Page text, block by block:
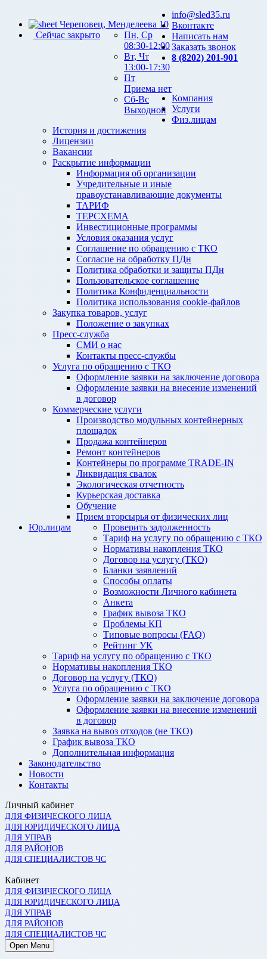
Череповец, Менделеева 10
Сейчас закрыто
Пн, Ср
08:30-12:00
Вт, Чт
13:00-17:30
Пт
Приема нет
Сб-Вс
Выходной
info@sled35.ru
Вконтакте
Написать нам
Заказать звонок
8 (8202) 201-901
Компания
История и достижения
Лицензии
Вакансии
Раскрытие информации
Информация об организации
Учредительные и иные
правоустанавливающие документы
ТАРИФ
ТЕРСХЕМА
Инвестиционные программы
Условия оказания услуг
Соглашение по обращению с ТКО
Согласие на обработку ПДн
Политика обработки и защиты ПДн
Пользовательское соглашение
Политика Конфиденциальности
Политика использования cookie-файлов
Закупка товаров, услуг
Положение о закупках
Пресс-служба
СМИ о нас
Контакты пресс-службы
Услуги
Услуга по обращению с ТКО
Оформление заявки на заключение договора
Оформление заявки на внесение изменений
в договор
Коммерческие услуги
Производство модульных контейнерных
площадок
Продажа контейнеров
Ремонт контейнеров
Контейнеры по программе TRADE-IN
Ликвидация свалок
Экологическая отчетность
Курьерская доставка
Обучение
Прием вторсырья от физических лиц
Физ.лицам
Проверить задолженность
Тариф на услугу по обращению с ТКО
Нормативы накопления ТКО
Договор на услугу (ТКО)
Бланки заявлений
Способы оплаты
Возможности Личного кабинета
Анкета
График вывоза ТКО
Проблемы КП
Типовые вопросы (FAQ)
Рейтинг УК
Юр.лицам
Тариф на услугу по обращению с ТКО
Нормативы накопления ТКО
Договор на услугу (ТКО)
Услуга по обращению с ТКО
Оформление заявки на заключение договора
Оформление заявки на внесение изменений
в договор
Заявка на вывоз отходов (не ТКО)
График вывоза ТКО
Дополнительная информация
Законодательство
Новости
Контакты
Личный кабинет
ДЛЯ ФИЗИЧЕСКОГО ЛИЦА
ДЛЯ ЮРИДИЧЕСКОГО ЛИЦА
ДЛЯ УПРАВ
ДЛЯ РАЙОНОВ
ДЛЯ СПЕЦИАЛИСТОВ ЧС
Кабинет
ДЛЯ ФИЗИЧЕСКОГО ЛИЦА
ДЛЯ ЮРИДИЧЕСКОГО ЛИЦА
ДЛЯ УПРАВ
ДЛЯ РАЙОНОВ
ДЛЯ СПЕЦИАЛИСТОВ ЧС
Open Menu